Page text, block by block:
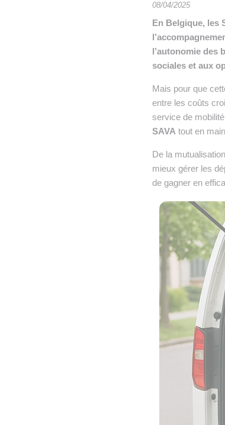
08/04/2025
En Belgique, les
l’autonomie des
sociales et aux
Mais pour que
entre les coûts
service de
SAVA tout en
De la
mieux gérer les
de gagner en